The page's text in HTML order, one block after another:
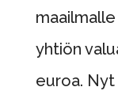
yhtiön
euroa. Nyt